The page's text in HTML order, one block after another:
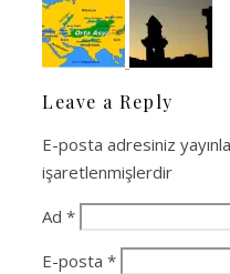
Leave a Reply
E-posta adresiniz
işaretlenmişlerdir
Ad *
E-posta *